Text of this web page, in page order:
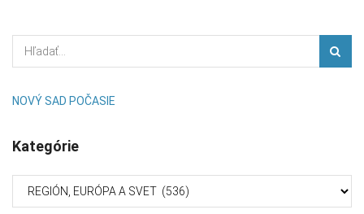
NOVÝ SAD POČASIE
Kategórie
Kategórie